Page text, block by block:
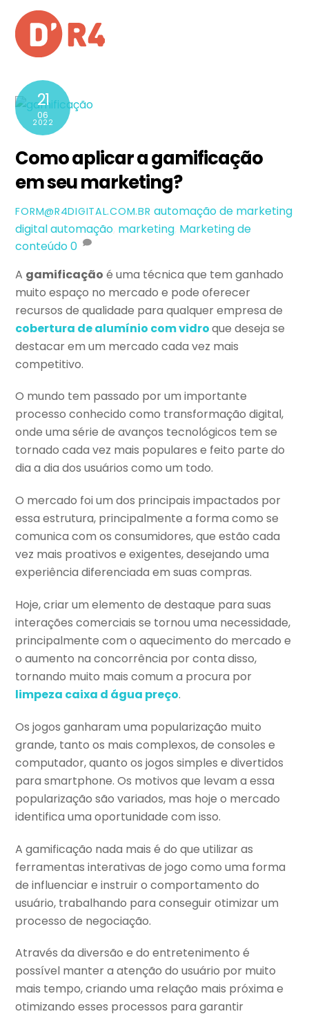
content
21
06
2022
Como aplicar a gamificação
em seu marketing?
FORM@R4DIGITAL.COM.BR automação de marketing
digitalautomação marketing Marketing de
conteúdo0
A gamificação é uma técnica que tem ganhado
muito espaço no mercado e pode oferecer
recursos de qualidade para qualquer empresa de
cobertura de alumínio com vidroque deseja se
destacar em um mercado cada vez mais
competitivo.
O mundo tem passado por um importante
processo conhecido como transformação digital,
onde uma série de avanços tecnológicos tem se
tornado cada vez mais populares e feito parte do
dia a dia dos usuários como um todo.
O mercado foi um dos principais impactados por
essa estrutura, principalmente a forma como se
comunica com os consumidores, que estão cada
vez mais proativos e exigentes, desejando uma
experiência diferenciada em suas compras.
Hoje, criar um elemento de destaque para suas
interações comerciais se tornou uma necessidade,
principalmente com o aquecimento do mercado e
o aumento na concorrência por conta disso,
tornando muito mais comum a procura por
limpeza caixa d água preço.
Os jogos ganharam uma popularização muito
grande, tanto os mais complexos, de consoles e
computador, quanto os jogos simples e divertidos
para smartphone. Os motivos que levam a essa
popularização são variados, mas hoje o mercado
identifica uma oportunidade com isso.
A gamificação nada mais é do que utilizar as
ferramentas interativas de jogo como uma forma
de influenciar e instruir o comportamento do
usuário, trabalhando para conseguir otimizar um
processo de negociação.
Através da diversão e do entretenimento é
possível manter a atenção do usuário por muito
mais tempo, criando uma relação mais próxima e
otimizando esses processos para garantir